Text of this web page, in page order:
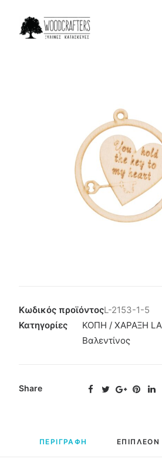
Κωδικός προϊόντοςL-2153-1-5
Κατηγορίες
ΚΟΠΗ / ΧΑΡΑΞΗ
Βαλεντίνος
Share
ΠΕΡΙΓΡΑΦΗ